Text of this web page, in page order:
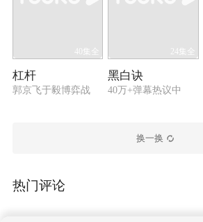
40集全
杠杆
郭京飞于毅博弈战
24集全
黑白诀
40万+弹幕热议中
换一换
热门评论